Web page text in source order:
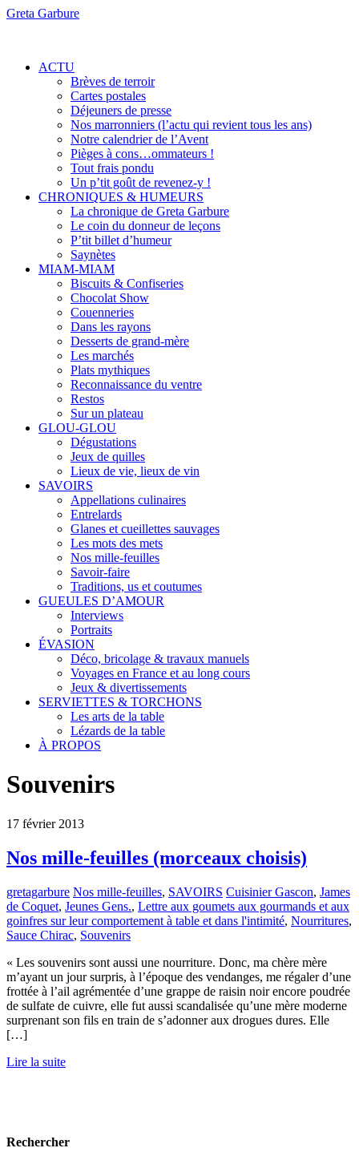
Greta Garbure
ACTU
Brèves de terroir
Cartes postales
Déjeuners de presse
Nos marronniers (l’actu qui revient tous les ans)
Notre calendrier de l’Avent
Pièges à cons…ommateurs !
Tout frais pondu
Un p’tit goût de revenez-y !
CHRONIQUES & HUMEURS
La chronique de Greta Garbure
Le coin du donneur de leçons
P’tit billet d’humeur
Saynètes
MIAM-MIAM
Biscuits & Confiseries
Chocolat Show
Couenneries
Dans les rayons
Desserts de grand-mère
Les marchés
Plats mythiques
Reconnaissance du ventre
Restos
Sur un plateau
GLOU-GLOU
Dégustations
Jeux de quilles
Lieux de vie, lieux de vin
SAVOIRS
Appellations culinaires
Entrelards
Glanes et cueillettes sauvages
Les mots des mets
Nos mille-feuilles
Savoir-faire
Traditions, us et coutumes
GUEULES D’AMOUR
Interviews
Portraits
ÉVASION
Déco, bricolage & travaux manuels
Voyages en France et au long cours
Jeux & divertissements
SERVIETTES & TORCHONS
Les arts de la table
Lézards de la table
À PROPOS
Souvenirs
17 février 2013
Nos mille-feuilles (morceaux choisis)
gretagarbure Nos mille-feuilles, SAVOIRS Cuisinier Gascon, James
de Coquet, Jeunes Gens., Lettre aux goumets aux gourmands et aux
goinfres sur leur comportement à table et dans l'intimité, Nourritures,
Sauce Chirac, Souvenirs
« Les souvenirs sont aussi une nourriture. Donc, ma chère mère
m’ayant un jour surpris, à l’époque des vendanges, me régaler d’une
frottée à l’ail agrémentée d’une grappe de raisin noir encore poudrée
de sulfate de cuivre, elle fut aussi scandalisée qu’une mère moderne
surprenant son fils en train de s’adonner aux drogues dures. Elle
[…]
Lire la suite
Rechercher